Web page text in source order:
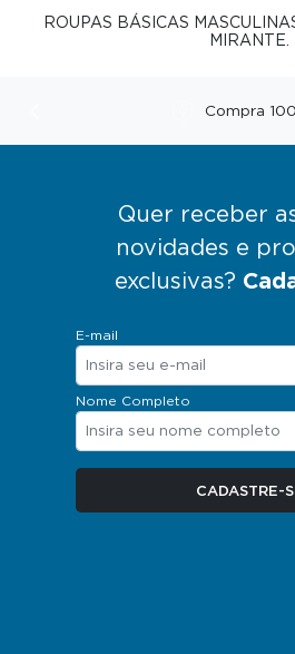
ROUPAS BÁSICAS
MIRANTE.
Compra
Quer receber
novidades e
exclusivas?
E-mail
Nome Completo